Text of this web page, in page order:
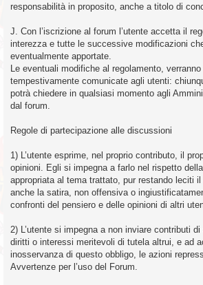
responsabilità in proposito, anche a titolo di
J. Con l’iscrizione al forum l’utente accetta il
interezza e tutte le successive modificazioni
eventualmente apportate.
Le eventuali modifiche al regolamento,
tempestivamente comunicate agli utenti:
potrà chiedere in qualsiasi momento agli
dal forum.
Regole di partecipazione alle discussioni
1) L’utente esprime, nel proprio contributo, il
opinioni. Egli si impegna a farlo nel rispetto
appropriata al tema trattato, pur restando leciti
anche la satira, non offensiva o
confronti del pensiero e delle opinioni di altri
2) L’utente si impegna a non inviare contributi
diritti o interessi meritevoli di tutela altrui, e ad
inosservanza di questo obbligo, le azioni
Avvertenze per l’uso del Forum.